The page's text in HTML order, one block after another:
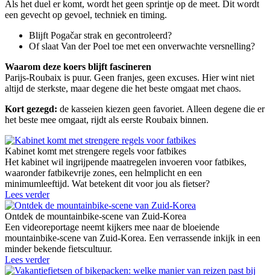
Als het duel er komt, wordt het geen sprintje op de meet. Dit wordt
een gevecht op gevoel, techniek en timing.
Blijft Pogačar strak en gecontroleerd?
Of slaat Van der Poel toe met een onverwachte versnelling?
Waarom deze koers blijft fascineren
Parijs-Roubaix is puur. Geen franjes, geen excuses. Hier wint niet
altijd de sterkste, maar degene die het beste omgaat met chaos.
Kort gezegd: de kasseien kiezen geen favoriet. Alleen degene die er
het beste mee omgaat, rijdt als eerste Roubaix binnen.
Kabinet komt met strengere regels voor fatbikes
Het kabinet wil ingrijpende maatregelen invoeren voor fatbikes,
waaronder fatbikevrije zones, een helmplicht en een
minimumleeftijd. Wat betekent dit voor jou als fietser?
Lees verder
Ontdek de mountainbike-scene van Zuid-Korea
Een videoreportage neemt kijkers mee naar de bloeiende
mountainbike-scene van Zuid-Korea. Een verrassende inkijk in een
minder bekende fietscultuur.
Lees verder